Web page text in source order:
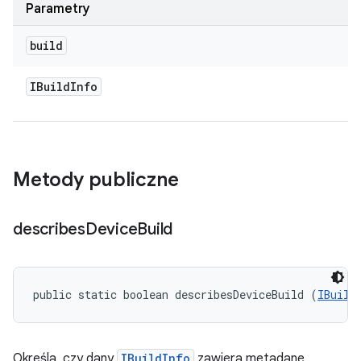
Parametry
build
IBuildInfo
Metody publiczne
describesDeviceBuild
public static boolean describesDeviceBuild (